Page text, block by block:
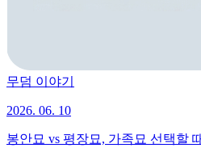
무덤 이야기
2026. 06. 10
봉안묘 vs 평장묘, 가족묘 선택할